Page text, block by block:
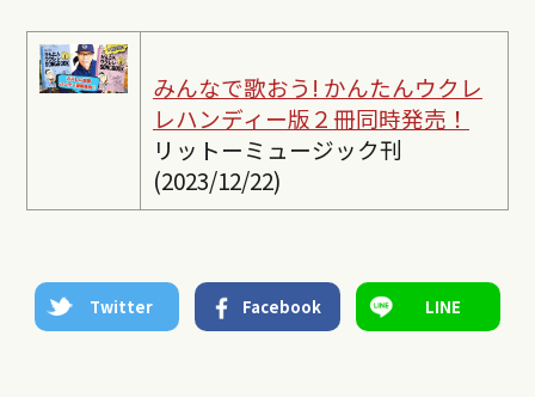
みんなで歌おう! かんたんウクレ
レハンディー版２冊同時発売！
リットーミュージック刊
(2023/12/22)
Twitter Facebook LINE